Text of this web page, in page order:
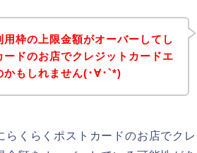
枠の上限金額がオーバーしてし
ドのお店でクレジットカードエ
かもしれません(･∀･`*)
くらくポストカードのお店でク